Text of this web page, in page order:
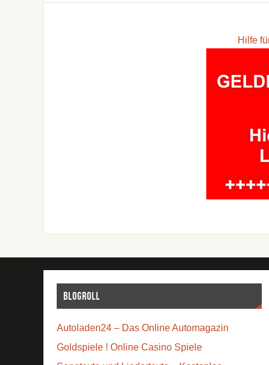
Hilfe
Blogroll
Autoladen24 – Das Online Automagazin
Goldspiele ! Online Casino Spiele